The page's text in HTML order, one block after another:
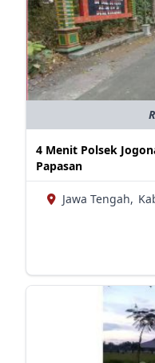
4 Menit Polsek
Papasan
Jawa Tengah,